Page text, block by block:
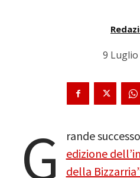
9 Luglio
G rande
edizione
della